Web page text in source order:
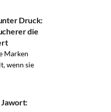
Druck:
die
Marken
wenn sie
Jawort: